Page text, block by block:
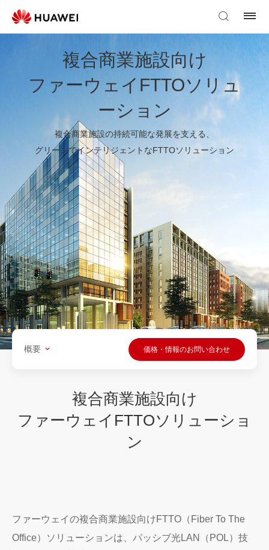
複合商業施設向け
ファーウェイFTTOソリュ
ーション
複合商業施設の持続可能な発展を支える、
グリーンでインテリジェントなFTTOソリューション
概要 価格・情報のお問い合わせ
複合商業施設向け
ファーウェイFTTOソリューショ
ン
ファーウェイの複合商業施設向けFTTO（Fiber To The
Office）ソリューションは、パッシブ光LAN（POL）技